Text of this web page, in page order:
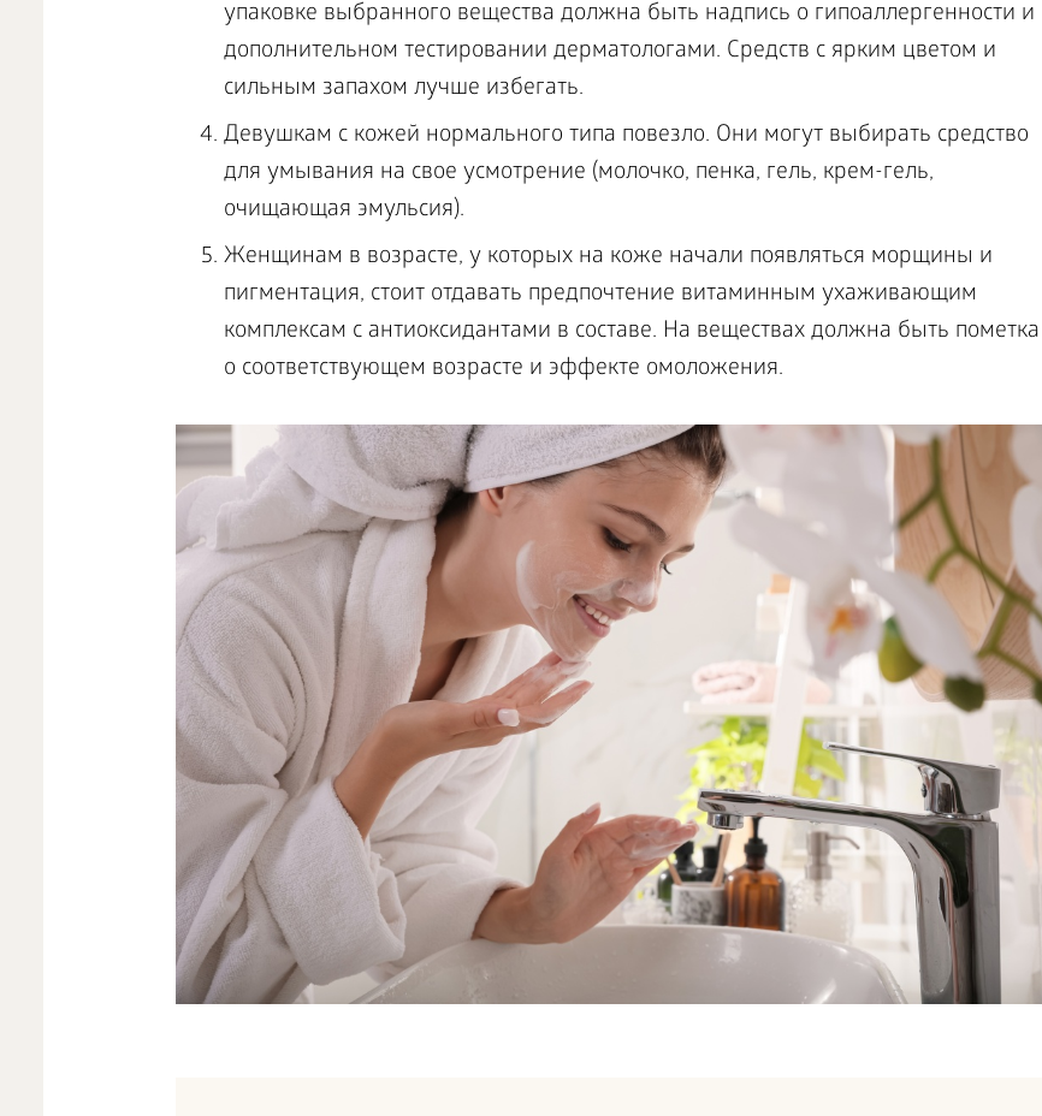
упаковке выбранного вещества должна быть надпись о гипоаллергенности и
дополнительном тестировании дерматологами. Средств с ярким цветом и
сильным запахом лучше избегать.
Девушкам с кожей нормального типа повезло. Они могут выбирать средство
для умывания на свое усмотрение (молочко, пенка, гель, крем-гель,
очищающая эмульсия).
Женщинам в возрасте, у которых на коже начали появляться морщины и
пигментация, стоит отдавать предпочтение витаминным ухаживающим
комплексам с антиоксидантами в составе. На веществах должна быть пометка
о соответствующем возрасте и эффекте омоложения.